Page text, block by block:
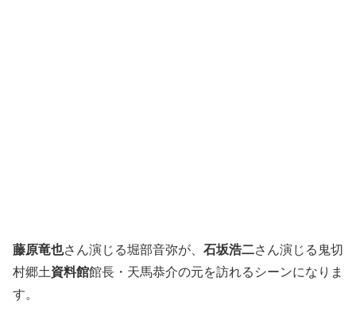
藤原竜也さん演じる堀部音弥が、 石坂浩二さん演じる鬼切
村郷土資料館館長・天馬恭介の元を訪れるシーンになりま
す。